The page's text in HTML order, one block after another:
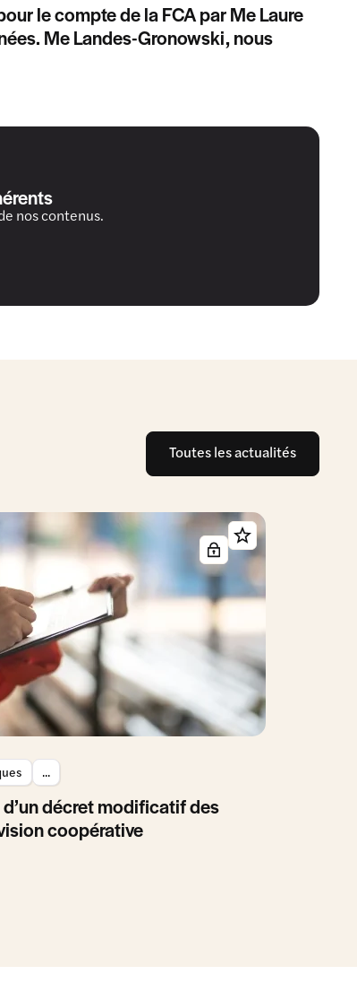
le compte de la FCA par Me Laure
Me Landes-Gronowski, nous
nos contenus.
Toutes les actualités
...
décret modificatif des
coopérative